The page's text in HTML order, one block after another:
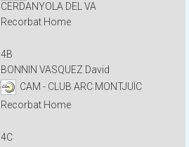
CERDANYOLA DEL VA
Recorbat Home
4B
BONNIN VASQUEZ David
CAM - CLUB ARC MONTJUÏC
Recorbat Home
4C